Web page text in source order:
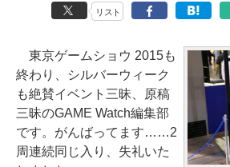
リスト
東京ゲームショウ 2015も
終わり、シルバーウィーク
も絶賛イベント三昧、原稿
三昧のGAME Watch編集部
です。がんばってます……2
周連続同じ入り、失礼いた